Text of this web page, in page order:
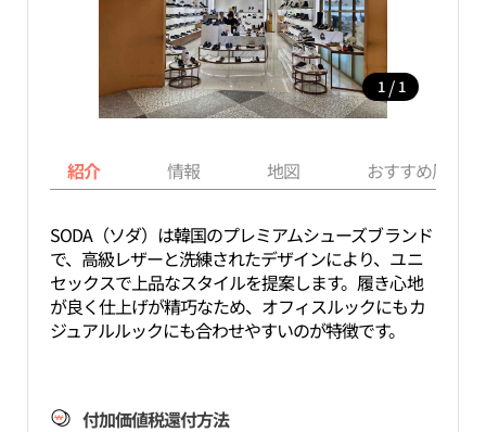
1 / 1
紹介 情報 地図 おすすめ周辺
SODA（ソダ）は韓国のプレミアムシューズブランド
で、高級レザーと洗練されたデザインにより、ユニ
セックスで上品なスタイルを提案します。履き心地
が良く仕上げが精巧なため、オフィスルックにもカ
ジュアルルックにも合わせやすいのが特徴です。
付加価値税還付方法